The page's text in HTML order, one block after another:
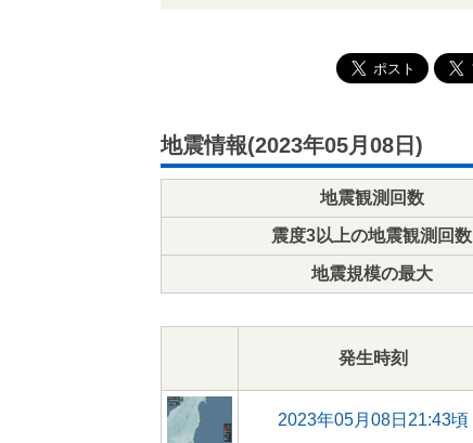
地震情報(2023年05月08日)
地震観測回数
震度3以上の地震観測回数
地震規模の最大
発生時刻
2023年05月08日21:43頃